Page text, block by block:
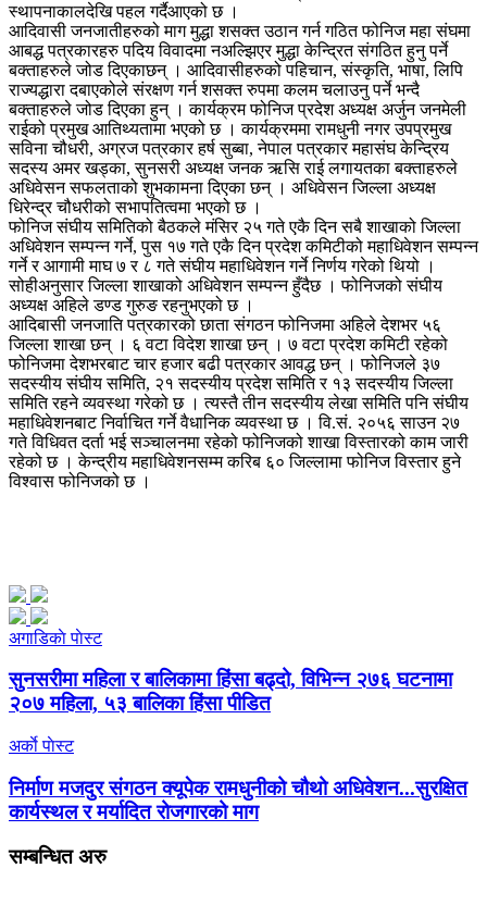
स्थापनाकालदेखि पहल गर्दैआएको छ ।
आदिवासी जनजातीहरुको माग मुद्धा शसक्त उठान गर्न गठित फोनिज महा संघमा
आबद्ध पत्रकारहरु पदिय विवादमा नअल्झिएर मुद्धा केन्द्रित संगठित हुनु पर्ने
बक्ताहरुले जोड दिएकाछन् । आदिवासीहरुको पहिचान, संस्कृति, भाषा, लिपि
राज्यद्धारा दबाएकोले संरक्षण गर्न शसक्त रुपमा कलम चलाउनु पर्ने भन्दै
बक्ताहरुले जोड दिएका हुन् । कार्यक्रम फोनिज प्रदेश अध्यक्ष अर्जुन जनमेली
राईको प्रमुख आतिथ्यतामा भएको छ । कार्यक्रममा रामधुनी नगर उपप्रमुख
सविना चौधरी, अग्रज पत्रकार हर्ष सुब्बा, नेपाल पत्रकार महासंघ केन्द्रिय
सदस्य अमर खड्का, सुनसरी अध्यक्ष जनक ऋसि राई लगायतका बक्ताहरुले
अधिवेसन सफलताको शुभकामना दिएका छन् । अधिवेसन जिल्ला अध्यक्ष
धिरेन्द्र चौधरीको सभापतित्वमा भएको छ ।
फोनिज संघीय समितिको बैठकले मंसिर २५ गते एकै दिन सबै शाखाको जिल्ला
अधिवेशन सम्पन्न गर्ने, पुस १७ गते एकै दिन प्रदेश कमिटीको महाधिवेशन सम्पन्न
गर्ने र आगामी माघ ७ र ८ गते संघीय महाधिवेशन गर्ने निर्णय गरेको थियो ।
सोहीअनुसार जिल्ला शाखाको अधिवेशन सम्पन्न हुँदैछ । फोनिजको संघीय
अध्यक्ष अहिले डण्ड गुरुङ रहनुभएको छ ।
आदिबासी जनजाति पत्रकारको छाता संगठन फोनिजमा अहिले देशभर ५६
जिल्ला शाखा छन् । ६ वटा विदेश शाखा छन् । ७ वटा प्रदेश कमिटी रहेको
फोनिजमा देशभरबाट चार हजार बढी पत्रकार आवद्ध छन् । फोनिजले ३७
सदस्यीय संघीय समिति, २१ सदस्यीय प्रदेश समिति र १३ सदस्यीय जिल्ला
समिति रहने व्यवस्था गरेको छ । त्यस्तै तीन सदस्यीय लेखा समिति पनि संघीय
महाधिवेशनबाट निर्वाचित गर्ने वैधानिक व्यवस्था छ । वि.सं. २०५६ साउन २७
गते विधिवत दर्ता भई सञ्चालनमा रहेको फोनिजको शाखा विस्तारको काम जारी
रहेको छ । केन्द्रीय महाधिवेशनसम्म करिब ६० जिल्लामा फोनिज विस्तार हुने
विश्वास फोनिजको छ ।
अगाडिकाे पाेस्ट
सुनसरीमा महिला र बालिकामा हिंसा बढ्दो, विभिन्न २७६ घटनामा
२०७ महिला, ५३ बालिका हिंसा पीडित
अर्काे पाेस्ट
निर्माण मजदुर संगठन क्यूपेक रामधुनीको चौथो अधिवेशन...सुरक्षित
कार्यस्थल र मर्यादित रोजगारको माग
सम्बन्धितअरु